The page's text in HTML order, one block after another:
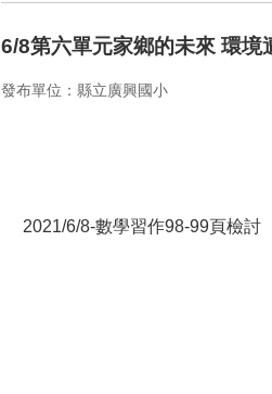
6/8第六單元家鄉的未來 環境
發布單位：縣立廣興國小
2021/6/8-數學習作98-99頁檢討